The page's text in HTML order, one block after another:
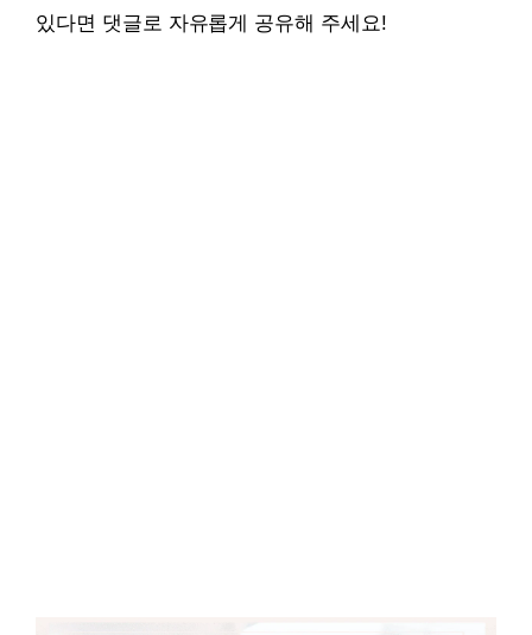
있다면 댓글로 자유롭게 공유해 주세요!